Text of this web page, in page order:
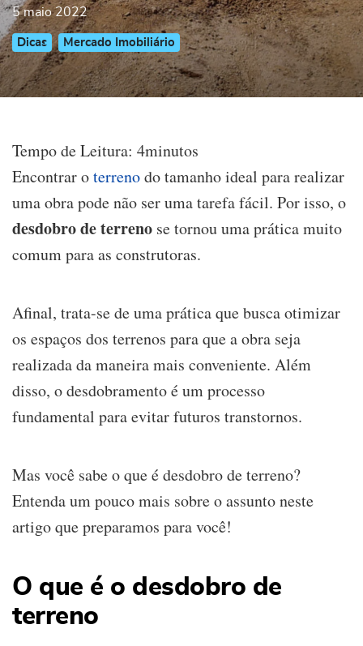
5 maio 2022
Dicas Mercado Imobiliário
Tempo de Leitura: 4minutos
Encontrar oterrenodo tamanho ideal para realizar
uma obra pode não ser uma tarefa fácil. Por isso, o
desdobro de terreno se tornou uma prática muito
comum para as construtoras.
Afinal, trata-se de uma prática que busca otimizar
os espaços dos terrenos para que a obra seja
realizada da maneira mais conveniente. Além
disso, o desdobramento é um processo
fundamental para evitar futuros transtornos.
Mas você sabe o que é desdobro de terreno?
Entenda um pouco mais sobre o assunto neste
artigo que preparamos para você!
O que é o desdobro de
terreno